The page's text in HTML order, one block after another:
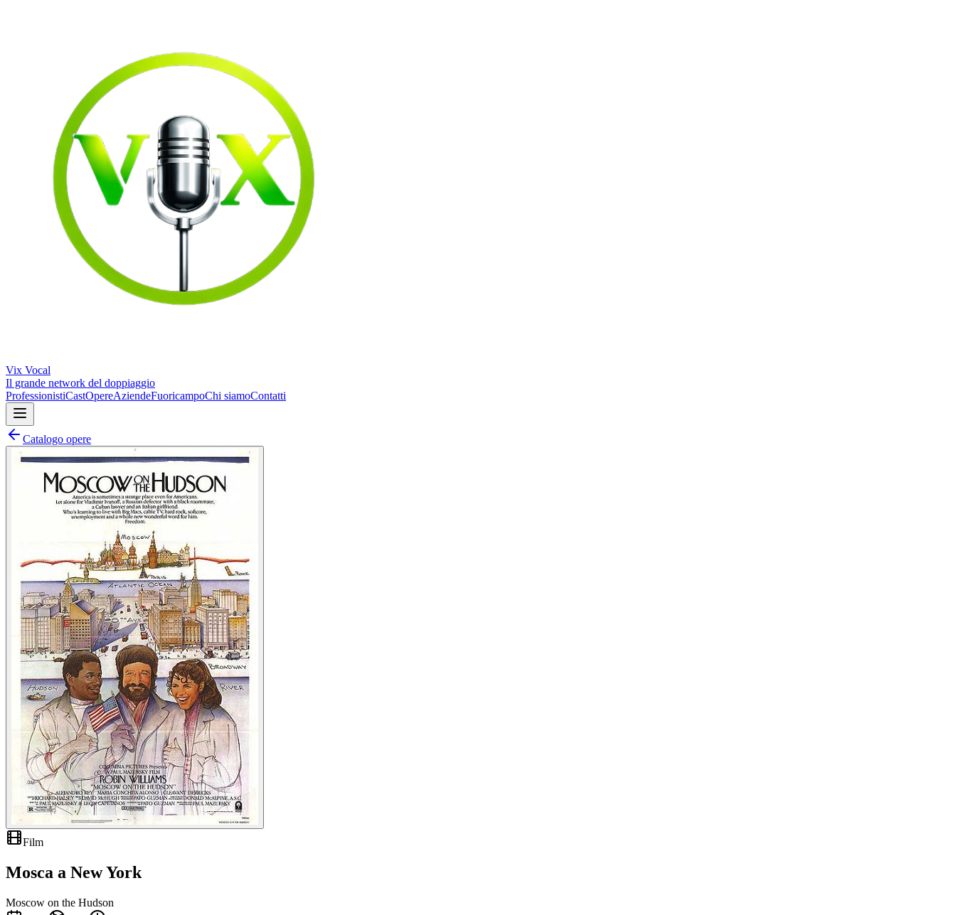
Vix Vocal
Il grande network del doppiaggio
ProfessionistiCastOpereAziendeFuoricampoChi siamoContatti
Catalogo opere
Film
Mosca a New York
Moscow on the Hudson